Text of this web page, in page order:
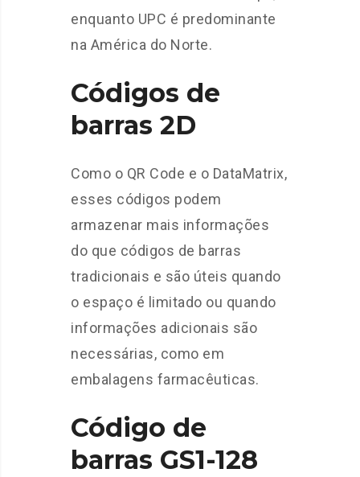
enquanto UPC é predominante
na América do Norte.
Códigos de
barras 2D
Como o QR Code e o DataMatrix,
esses códigos podem
armazenar mais informações
do que códigos de barras
tradicionais e são úteis quando
o espaço é limitado ou quando
informações adicionais são
necessárias, como em
embalagens farmacêuticas.
Código de
barras GS1-128